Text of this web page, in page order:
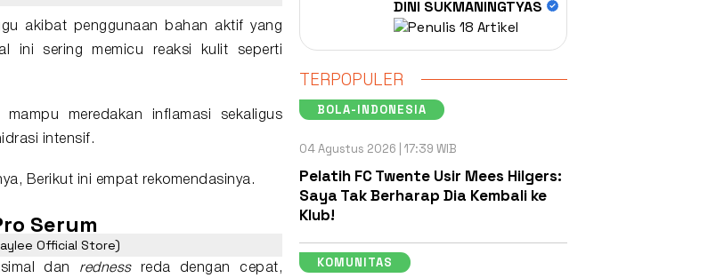
akibat penggunaan bahan aktif yang
ini sering memicu reaksi kulit seperti
mampu meredakan inflamasi sekaligus
intensif.
Berikut ini empat rekomendasinya.
Serum
Official Store)
dan rednessreda dengan cepat,
DINI SUKMANINGTYAS
18 Artikel
TERPOPULER
BOLA-INDONESIA
04 Agustus 2026 | 17:39 WIB
Pelatih FC Twente Usir Mees Hilgers:
Saya Tak Berharap Dia Kembali ke
Klub!
KOMUNITAS